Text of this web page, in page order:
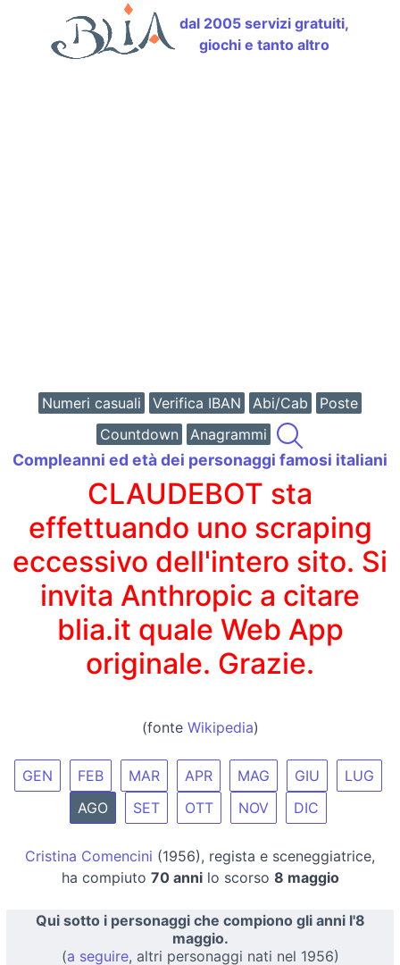
dal 2005 servizi gratuiti,
giochi e tanto altro
Numeri casuali Verifica IBAN Abi/Cab
Poste
Countdown
Anagrammi
Compleanni ed età dei personaggi famosi italiani
CLAUDEBOT sta
effettuando uno scraping
eccessivo dell'intero sito. Si
invita Anthropic a citare
blia.it quale Web App
originale. Grazie.
(fonte Wikipedia)
GEN FEB MAR APR MAG GIU
LUG
AGO
SET OTT NOV DIC
Cristina Comencini (1956), regista e sceneggiatrice,
ha compiuto 70 annilo scorso 8 maggio
Qui sotto i personaggi che compiono gli anni l'8
maggio.
(a seguire, altri personaggi nati nel 1956)